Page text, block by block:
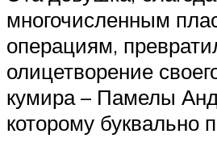
многочисленным
операциям,
олицетворение
кумира – Памелы
которому буквально